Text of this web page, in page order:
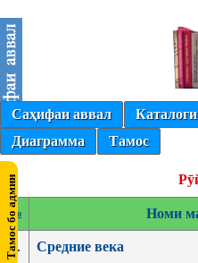
Саҳифаи аввал
Диаграмма
Тамос
№ Номи
1. Средние века